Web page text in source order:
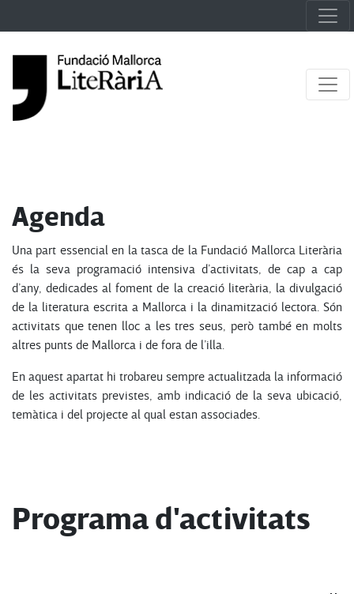
Agenda
Una part essencial en la tasca de la Fundació Mallorca Literària
és la seva programació intensiva d’activitats, de cap a cap
d’any, dedicades al foment de la creació literària, la divulgació
de la literatura escrita a Mallorca i la dinamització lectora. Són
activitats que tenen lloc a les tres seus, però també en molts
altres punts de Mallorca i de fora de l’illa.
En aquest apartat hi trobareu sempre actualitzada la informació
de les activitats previstes, amb indicació de la seva ubicació,
temàtica i del projecte al qual estan associades.
Programa d'activitats